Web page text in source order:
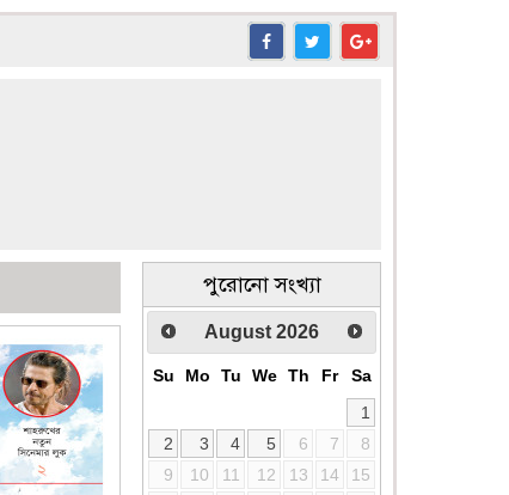
পুরোনো সংখ্যা
August 2026
Su Mo Tu We Th Fr
Sa
1
2
3 4 5 6 7
8
9
10 11 12 13 14
15